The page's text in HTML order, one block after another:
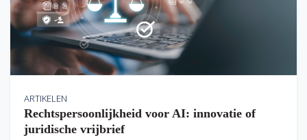
ARTIKELEN
Rechtspersoonlijkheid voor AI: innovatie of
juridische vrijbrief